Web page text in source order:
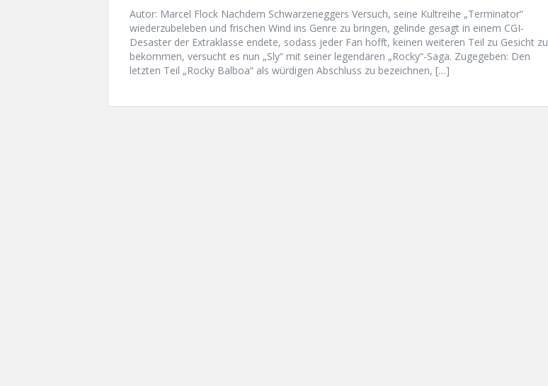
Autor: Marcel Flock Nachdem Schwarzeneggers Versuch, seine Kultreihe „Terminator“
wiederzubeleben und frischen Wind ins Genre zu bringen, gelinde gesagt in einem CGI-
Desaster der Extraklasse endete, sodass jeder Fan hofft, keinen weiteren Teil zu Gesicht zu
bekommen, versucht es nun „Sly“ mit seiner legendären „Rocky“-Saga. Zugegeben: Den
letzten Teil „Rocky Balboa“ als würdigen Abschluss zu bezeichnen, […]